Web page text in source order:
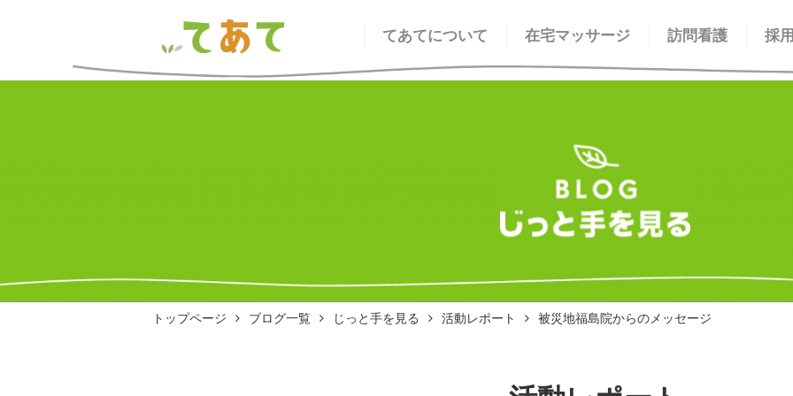
てあてについて 在宅マッサージ 訪問看護 採
トップページ ブログ一覧 じっと手を見る 活動レポート 被災地福島院からのメッセージ